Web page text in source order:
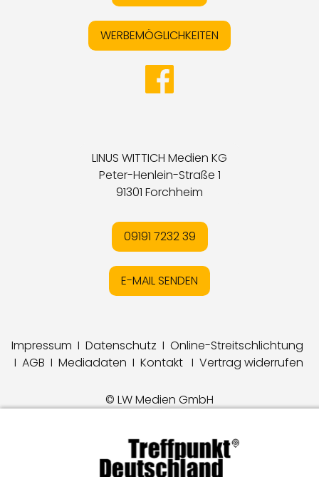
WERBEMÖGLICHKEITEN
LINUS WITTICH Medien KG
Peter-Henlein-Straße 1
91301 Forchheim
09191 7232 39
E-MAIL SENDEN
Impressum I Datenschutz I Online-Streitschlichtung
I AGB I Mediadaten I Kontakt I Vertrag widerrufen
© LW Medien GmbH